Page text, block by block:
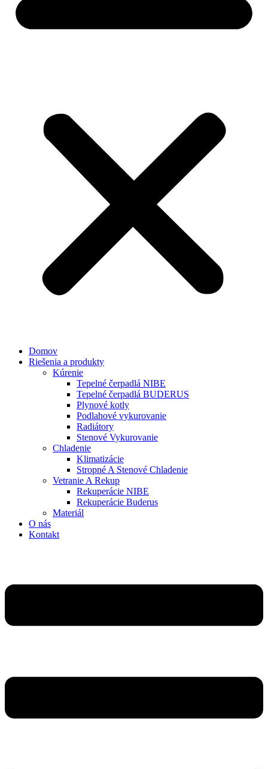
Domov
Riešenia a produkty
Kúrenie
Tepelné čerpadlá NIBE
Tepelné čerpadlá BUDERUS
Plynové kotly
Podlahové vykurovanie
Radiátory
Stenové Vykurovanie
Chladenie
Klimatizácie
Stropné A Stenové Chladenie
Vetranie A Rekup
Rekuperácie NIBE
Rekuperácie Buderus
Materiál
O nás
Kontakt